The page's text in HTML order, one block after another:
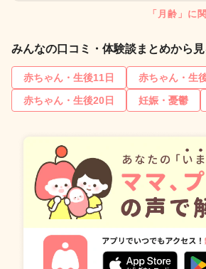
「月齢」に
みんなの口コミ・体験談まとめから見
赤ちゃん・生後11日
赤ちゃん・生
赤ちゃん・生後20日
妊娠・憂鬱